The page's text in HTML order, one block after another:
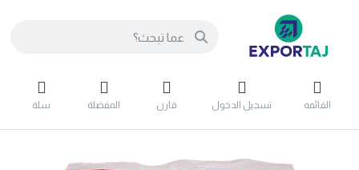
القائمه تسجيل الدخول قارن المفضلة سلة